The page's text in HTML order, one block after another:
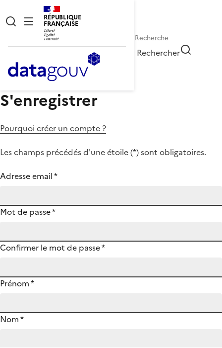
RÉPUBLIQUE
FRANÇAISE
Rechercher
S'enregistrer
Pourquoi créer un compte ?
Les champs précédés d'une étoile (*) sont obligatoires.
Adresse email*
Mot de passe*
Confirmer le mot de passe*
Prénom*
Nom*